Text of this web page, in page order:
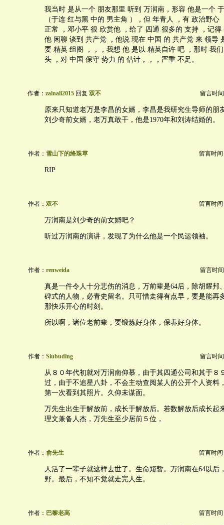
我当时 是从一个 朋友那里 听到 万润南，形容 他是一个
（于连 红与黑 中的 男主角 ），但 年青人 ，有 政治野心
正常 ，邓小平 很 欣赏他 ，给了 四通 很多的 支持 ，记
他 闲聊 谈到 共产党 ，他说 现在 中国 的 共产党 来 领导
要 精英 组阁 ，，，我想 他 是以 精英自许 吧 ，那时 我
头 ，对 中国 保守 势力 的 估计，，，严重 不足。
作者： zainali2015 回复 双不 留言时
原来只知道老万是李昌的女婿，李昌是我研究生导师的朋
刘少奇前女婿，老万真敢干，他是1970年和刘涛结婚的。
作者： 雪山下的绛珠草 留言时间
RIP
作者： 双不 留言时间
万润南是刘少奇的前女婿吧？
听过万润南的演讲，发现了为什么他是一个民运领袖。
作者： renweida 留言时
真是一件令人十分悲伤的消息，万前辈是64后，除胡耀邦
碑式的人物，必青史留名。只可惜走得有点早，要是能再
那快乐开心的时刻。
所以啊，诸位老前辈，要锻炼好身体，保养好身体。
作者： Siubuding 留言时
从８０年代初就对万润南仰慕，由于其四通公司和其于８
过，由于不追星八卦，不会主动查阅某人的公开个人资料
第一次看到其照片。久仰未谋面。
万先生出生于解放前，成长于解放后。若数解放后成长起
理文兼备人杰，万先生至少居前５位，
作者： 俞先生 留言时间
人活了一辈子就这样去世了。生命短暂。万润南在64以后
野。最后，不知不觉就走完人生。
作者： 巴黎老高 留言时间